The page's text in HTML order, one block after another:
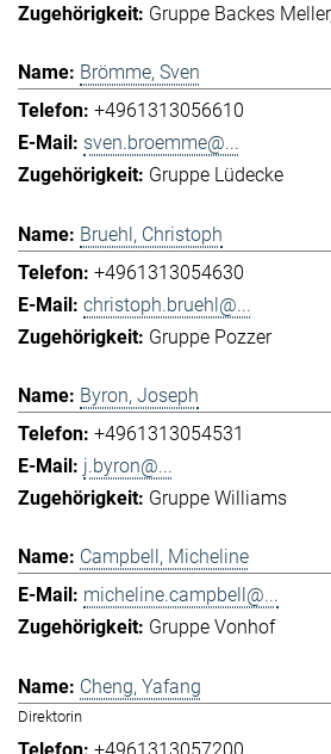
Gruppe Backes Meller
Brömme, Sven
+4961313056610
sven.broemme@...
Gruppe Lüdecke
Bruehl, Christoph
+4961313054630
christoph.bruehl@...
Gruppe Pozzer
Byron, Joseph
+4961313054531
j.byron@...
Gruppe Williams
Campbell, Micheline
micheline.campbell@...
Gruppe Vonhof
Cheng, Yafang
Direktorin